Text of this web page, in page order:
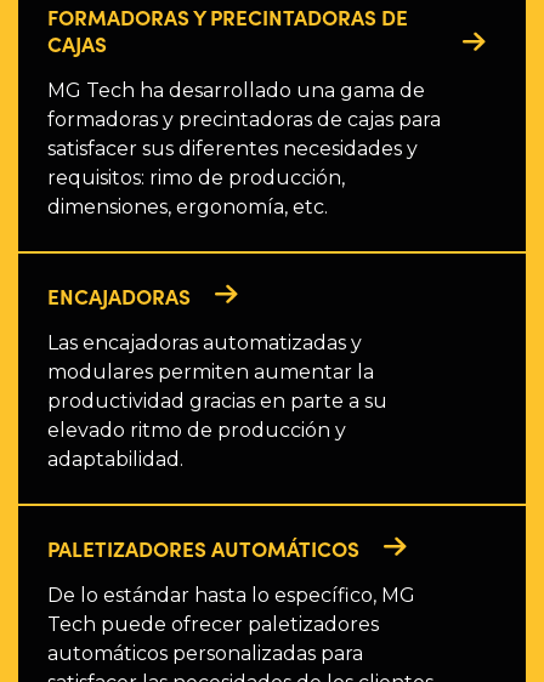
FORMADORAS Y PRECINTADORAS DE
CAJAS
MG Tech ha desarrollado una gama de
formadoras y precintadoras de cajas para
satisfacer sus diferentes necesidades y
requisitos: rimo de producción,
dimensiones, ergonomía, etc.
ENCAJADORAS
Las encajadoras automatizadas y
modulares permiten aumentar la
productividad gracias en parte a su
elevado ritmo de producción y
adaptabilidad.
PALETIZADORES AUTOMÁTICOS
De lo estándar hasta lo específico, MG
Tech puede ofrecer paletizadores
automáticos personalizadas para